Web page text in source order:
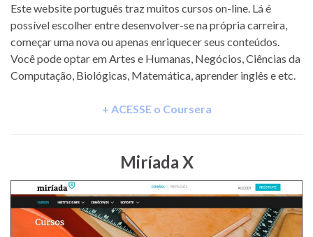
Este website português traz muitos cursos on-line. Lá é
possível escolher entre desenvolver-se na própria carreira,
começar uma nova ou apenas enriquecer seus conteúdos.
Você pode optar em Artes e Humanas, Negócios, Ciências da
Computação, Biológicas, Matemática, aprender inglês e etc.
+ ACESSE o Coursera
Miríada X